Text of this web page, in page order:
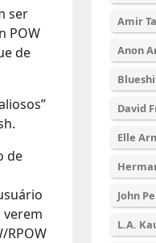
ser
POW
de
de
RPOW
Amir
Anon
David
Elle
John
L.A.